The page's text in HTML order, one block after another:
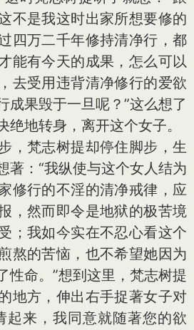
不是我这时出家所想要修的
四万二千年修持清净行，都
能有今天的成果，怎么可以
去受用违背清净修行的爱欲
成果毁于一旦呢？”这么想了
绝地转身，离开这个女子。
梵志树提却停住脚步，生
著：“我纵使与这个女人结为
修行的不淫的清净戒律，应
，然而即令是地狱的极苦境
；我如今实在不忍心看这个
熬的苦恼，也不希望她因为
性命。”想到这里，梵志树提
地方，伸出右手捉著女子对
起来，我同意就随著您的欲